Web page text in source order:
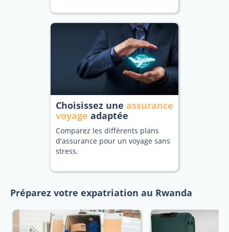
Choisissez une assurance
voyage adaptée
Comparez les différents plans
d'assurance pour un voyage sans
stress.
Préparez votre expatriation au Rwanda